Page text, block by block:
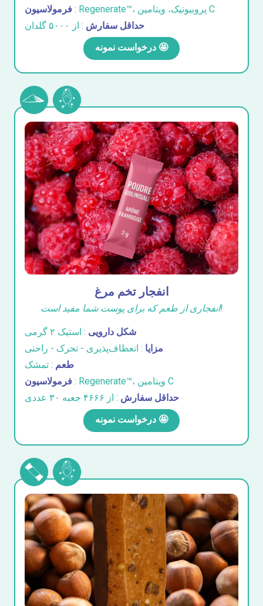
فرمولاسیون
: Regenerate™، پروبیوتیک، ویتامین C
حداقل سفارش : از ۵۰۰۰ گلدان
درخواست نمونه 🤩
انفجار تخم مرغ
انفجاری از طعم که برای پوست شما مفید است!
شکل دارویی : استیک ۲ گرمی
مزایا : انعطاف‌پذیری - تحرک - راحتی
طعم : تمشک
فرمولاسیون
: Regenerate™، ویتامین C
حداقل سفارش : از ۴۶۶۶ جعبه ۳۰ عددی
درخواست نمونه 🤩